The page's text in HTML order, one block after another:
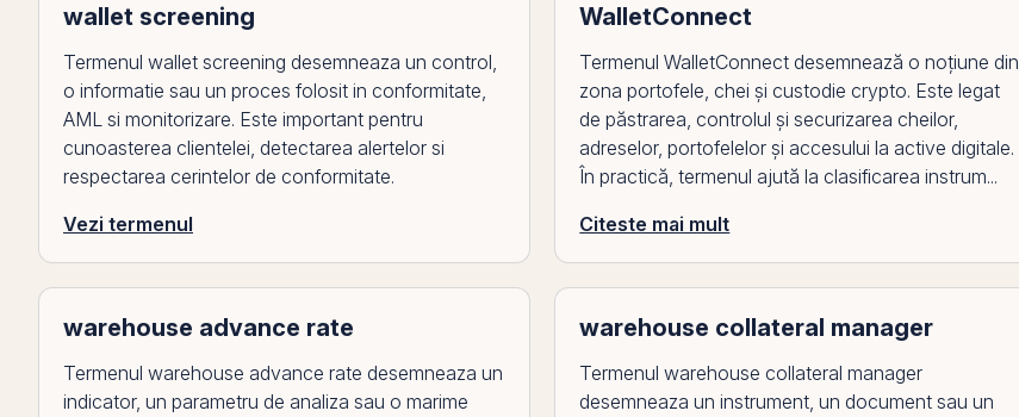
wallet screening
Termenul wallet screening desemneaza un control,
o informatie sau un proces folosit in conformitate,
AML si monitorizare. Este important pentru
cunoasterea clientelei, detectarea alertelor si
respectarea cerintelor de conformitate.
Vezi termenul
WalletConnect
Termenul WalletConnect desemnează o noțiune din
zona portofele, chei și custodie crypto. Este legat
de păstrarea, controlul și securizarea cheilor,
adreselor, portofelelor și accesului la active digitale.
În practică, termenul ajută la clasificarea instrum...
Citeste mai mult
warehouse advance rate
Termenul warehouse advance rate desemneaza un
indicator, un parametru de analiza sau o marime
warehouse collateral manager
Termenul warehouse collateral manager
desemneaza un instrument, un document sau un